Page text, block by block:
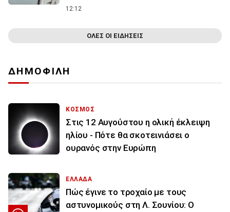
12:12
ΟΛΕΣ ΟΙ ΕΙΔΗΣΕΙΣ
ΔΗΜΟΦΙΛΗ
ΚΟΣΜΟΣ
Στις 12 Αυγούστου η ολική έκλειψη
ηλίου - Πότε θα σκοτεινιάσει ο
ουρανός στην Ευρώπη
ΕΛΛΑΔΑ
Πώς έγινε το τροχαίο με τους
αστυνομικούς στη Λ. Σουνίου: Ο